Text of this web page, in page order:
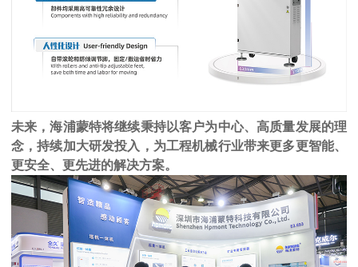
未来，海浦蒙特将继续秉持以客户为中心、高质量发展的理
念，持续加大研发投入，为工程机械行业带来更多更智能、
更安全、更先进的解决方案。